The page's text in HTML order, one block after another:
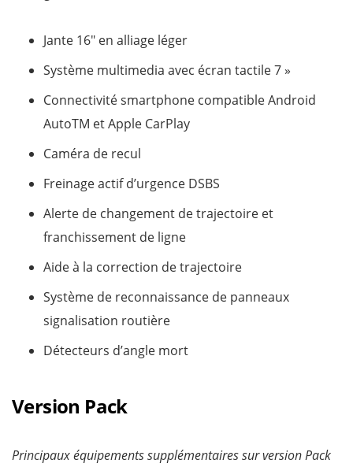
Jante 16″ en alliage léger
Système multimedia avec écran tactile 7 »
Connectivité smartphone compatible Android
AutoTM et Apple CarPlay
Caméra de recul
Freinage actif d’urgence DSBS
Alerte de changement de trajectoire et
franchissement de ligne
Aide à la correction de trajectoire
Système de reconnaissance de panneaux
signalisation routière
Détecteurs d’angle mort
Version Pack
Principaux équipements supplémentaires sur version Pack